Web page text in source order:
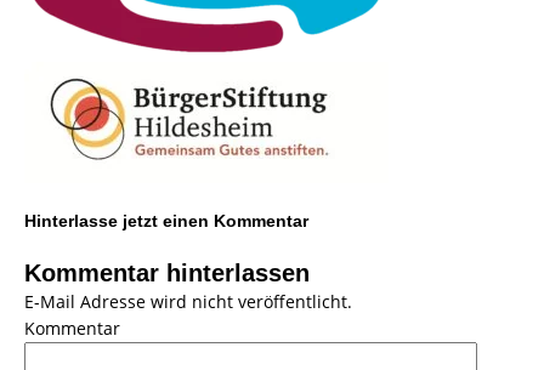
Hinterlasse jetzt einen Kommentar
Kommentar hinterlassen
E-Mail Adresse wird nicht veröffentlicht.
Kommentar